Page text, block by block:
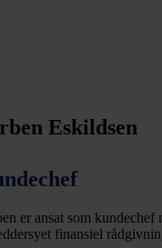
Eskildsen
er ansat som
finansiel